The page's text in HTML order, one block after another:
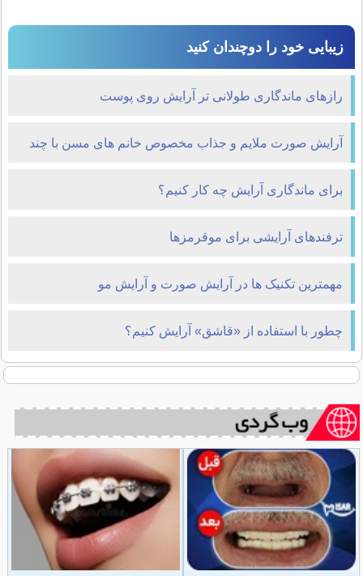
زیبایی خود را دوچندان کنید
رازهای ماندگاری طولانی تر آرایش روی پوست
آرایش صورت ملایم و جذاب مخصوص خانم های مسن با چند
نکته ساده
برای ماندگاری آرایش چه کار کنیم؟
ترفند‌های آرایشی برای موقرمز‌ها
مهمترین تکنیک ها در آرایش صورت و آرایش مو
چطور با استفاده از «قاشق» آرایش کنیم؟